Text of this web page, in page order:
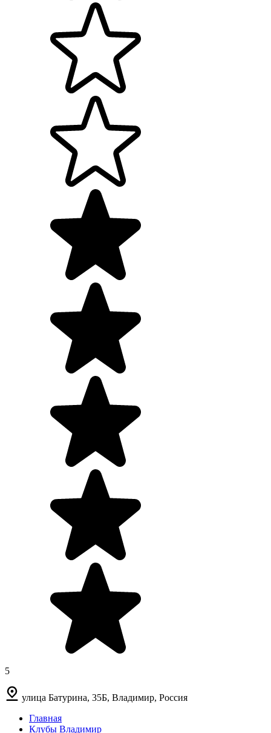
5
улица Батурина, 35Б, Владимир, Россия
Главная
Клубы Владимир